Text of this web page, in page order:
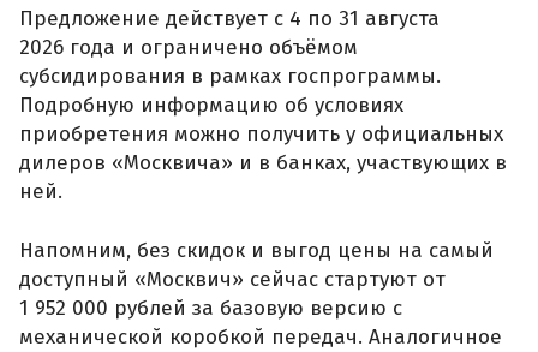
Предложение действует с 4 по 31 августа
2026 года и ограничено объёмом
субсидирования в рамках госпрограммы.
Подробную информацию об условиях
приобретения можно получить у официальных
дилеров «Москвича» и в банках, участвующих в
ней.
Напомним, без скидок и выгод цены на самый
доступный «Москвич» сейчас стартуют от
1 952 000 рублей за базовую версию с
механической коробкой передач. Аналогичное